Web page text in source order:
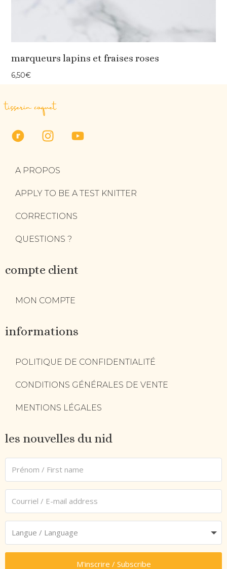
marqueurs lapins et fraises roses
6,50€
tisserin coquet
A PROPOS
APPLY TO BE A TEST KNITTER
CORRECTIONS
QUESTIONS ?
compte client
MON COMPTE
informations
POLITIQUE DE CONFIDENTIALITÉ
CONDITIONS GÉNÉRALES DE VENTE
MENTIONS LÉGALES
les nouvelles du nid
M'inscrire / Subscribe